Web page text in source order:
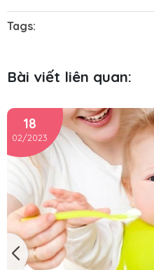
Tags:
Bài viết liên quan:
18
02/2023